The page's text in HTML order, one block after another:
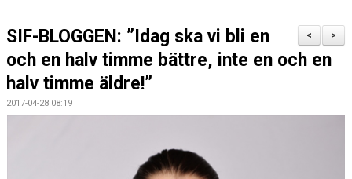
#FRAMTIDSSUPPORTER
PARTNERS & MEDLEMSERBJUDANDEN
INTRESSEANMÄLAN FÖR SPELARE
>
<
SIF-BLOGGEN: ”Idag ska vi bli en
och en halv timme bättre, inte en och en
halv timme äldre!”
2017-04-28 08:19